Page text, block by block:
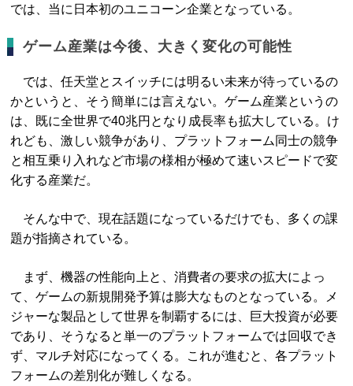
では、当に日本初のユニコーン企業となっている。
ゲーム産業は今後、大きく変化の可能性
では、任天堂とスイッチには明るい未来が待っているの
かというと、そう簡単には言えない。ゲーム産業というの
は、既に全世界で40兆円となり成長率も拡大している。け
れども、激しい競争があり、プラットフォーム同士の競争
と相互乗り入れなど市場の様相が極めて速いスピードで変
化する産業だ。
そんな中で、現在話題になっているだけでも、多くの課
題が指摘されている。
まず、機器の性能向上と、消費者の要求の拡大によっ
て、ゲームの新規開発予算は膨大なものとなっている。メ
ジャーな製品として世界を制覇するには、巨大投資が必要
であり、そうなると単一のプラットフォームでは回収でき
ず、マルチ対応になってくる。これが進むと、各プラット
フォームの差別化が難しくなる。